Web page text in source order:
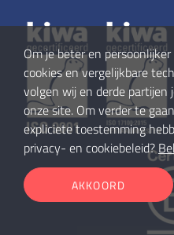
Om je beter en
cookies en vergelijkbare
volgen wij en derde
onze site. Om verder te
expliciete toestemming
privacy- en cookiebeleid?
AKKOORD